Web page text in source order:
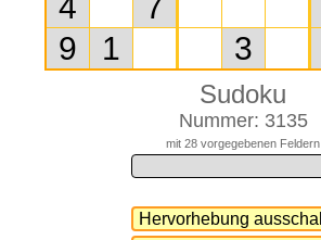
Sudoku
Nummer: 3135
mit 28 vorgegebenen Feldern